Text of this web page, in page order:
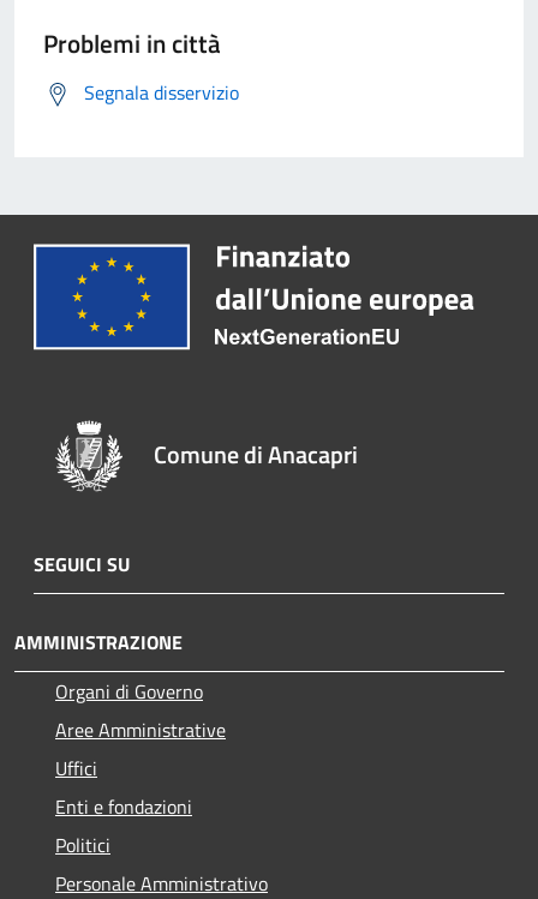
Problemi in città
Segnala disservizio
Comune di Anacapri
SEGUICI SU
AMMINISTRAZIONE
Organi di Governo
Aree Amministrative
Uffici
Enti e fondazioni
Politici
Personale Amministrativo